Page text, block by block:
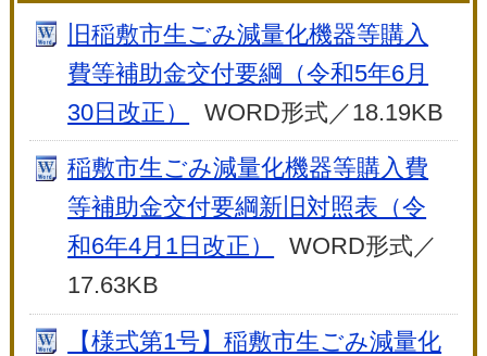
旧稲敷市生ごみ減量化機器等購入
費等補助金交付要綱（令和5年6月
30日改正）
WORD形式／18.19KB
稲敷市生ごみ減量化機器等購入費
等補助金交付要綱新旧対照表（令
和6年4月1日改正）
WORD形式／
17.63KB
【様式第1号】稲敷市生ごみ減量化